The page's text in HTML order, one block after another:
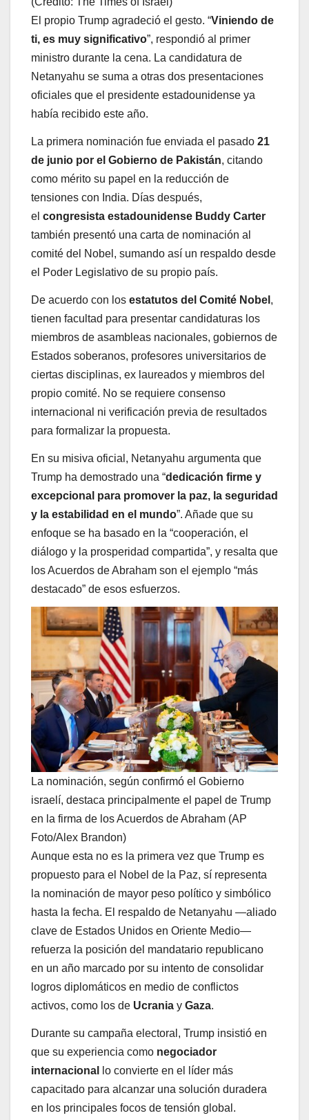
El propio Trump agradeció el gesto. “Viniendo de
ti, es muy significativo”, respondió al primer
ministro durante la cena. La candidatura de
Netanyahu se suma a otras dos presentaciones
oficiales que el presidente estadounidense ya
había recibido este año.
La primera nominación fue enviada el pasado 21
de junio por el Gobierno de Pakistán, citando
como mérito su papel en la reducción de
tensiones con India. Días después,
el congresista estadounidense Buddy Carter
también presentó una carta de nominación al
comité del Nobel, sumando así un respaldo desde
el Poder Legislativo de su propio país.
De acuerdo con los estatutos del Comité Nobel ,
tienen facultad para presentar candidaturas los
miembros de asambleas nacionales, gobiernos de
Estados soberanos, profesores universitarios de
ciertas disciplinas, ex laureados y miembros del
propio comité. No se requiere consenso
internacional ni verificación previa de resultados
para formalizar la propuesta.
En su misiva oficial, Netanyahu argumenta que
Trump ha demostrado una “dedicación firme y
excepcional para promover la paz, la seguridad
y la estabilidad en el mundo”. Añade que su
enfoque se ha basado en la “cooperación, el
diálogo y la prosperidad compartida”, y resalta que
los Acuerdos de Abraham son el ejemplo “más
destacado” de esos esfuerzos.
La nominación, según confirmó el Gobierno
israelí, destaca principalmente el papel de Trump
en la firma de los Acuerdos de Abraham (AP
Foto/Alex Brandon)
Aunque esta no es la primera vez que Trump es
propuesto para el Nobel de la Paz, sí representa
la nominación de mayor peso político y simbólico
hasta la fecha. El respaldo de Netanyahu —aliado
clave de Estados Unidos en Oriente Medio—
refuerza la posición del mandatario republicano
en un año marcado por su intento de consolidar
logros diplomáticos en medio de conflictos
activos, como los de Ucrania y Gaza.
Durante su campaña electoral, Trump insistió en
que su experiencia como negociador
internacional
lo convierte en el líder más
capacitado para alcanzar una solución duradera
en los principales focos de tensión global.